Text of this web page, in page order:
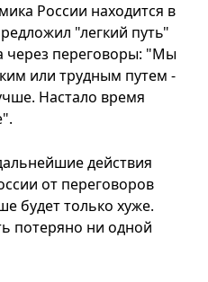
России находится в
"легкий путь"
через переговоры: "Мы
или трудным путем -
Настало время
действия
от переговоров
будет только хуже.
потеряно ни одной